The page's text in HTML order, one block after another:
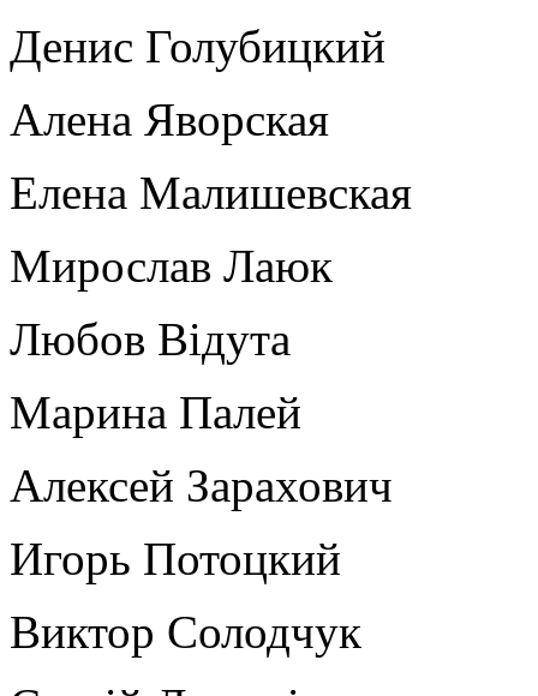
Денис Голубицкий
Алена Яворская
Елена Малишевская
Мирослав Лаюк
Любов Відута
Марина Палей
Алексей Зарахович
Игорь Потоцкий
Виктор Солодчук